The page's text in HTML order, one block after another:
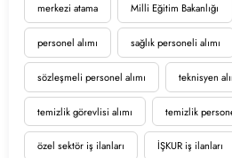
merkezi atama Milli Eğitim Bakanlığı
personel alımı sağlık personeli alımı
sözleşmeli personel alımı teknisyen
temizlik görevlisi alımı temizlik
özel sektör iş ilanları İŞKUR iş ilanları